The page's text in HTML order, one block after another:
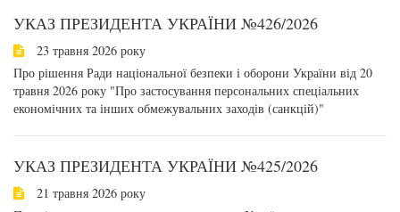
УКАЗ ПРЕЗИДЕНТА УКРАЇНИ №426/2026
23 травня 2026 року
Про рішення Ради національної безпеки і оборони України від 20
травня 2026 року "Про застосування персональних спеціальних
економічних та інших обмежувальних заходів (санкцій)"
УКАЗ ПРЕЗИДЕНТА УКРАЇНИ №425/2026
21 травня 2026 року